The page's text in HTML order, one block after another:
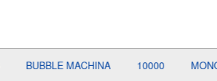
MACHINA 10000